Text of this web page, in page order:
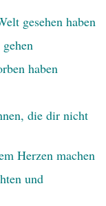
gesehen haben
haben
die dir nicht
Herzen machen
und